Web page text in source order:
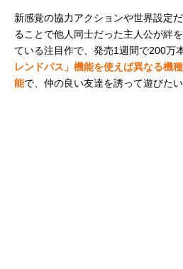
新感覚の協力アクションや世界設定
ることで他人同士だった主人公が絆
ている注目作で、発売1週間で200万
レンドパス」機能を使えば異なる機
能で、仲の良い友達を誘って遊びたい